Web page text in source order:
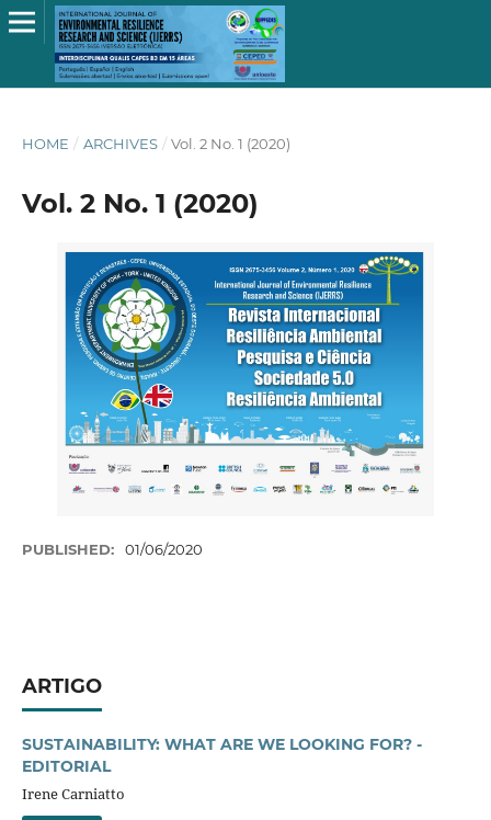
HOME / ARCHIVES / Vol. 2 No. 1 (2020)
Vol. 2 No. 1 (2020)
PUBLISHED: 01/06/2020
ARTIGO
SUSTAINABILITY: WHAT ARE WE LOOKING FOR? -
EDITORIAL
Irene Carniatto